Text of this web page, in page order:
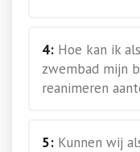
4: Hoe kan ik
zwembad mijn
reanimeren
5: Kunnen wij